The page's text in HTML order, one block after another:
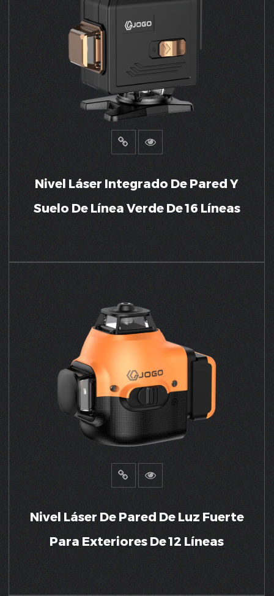
Nivel Láser Integrado De Pared Y
Suelo De Línea Verde De 16 Líneas
VER MÁS
Nivel Láser De Pared De Luz Fuerte
Para Exteriores De 12 Líneas